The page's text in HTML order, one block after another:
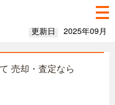
更新日 2025年09月
売却・査定なら